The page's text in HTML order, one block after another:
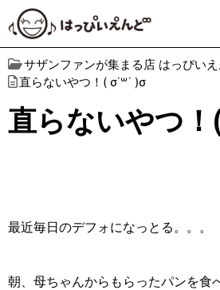
サザンファンが集まる店 はっぴい
直らないやつ！( σ˙꒳​˙ )σ
直らないやつ！(
最近毎日のデフォになっとる。。。
朝、母ちゃんからもらったパンを食